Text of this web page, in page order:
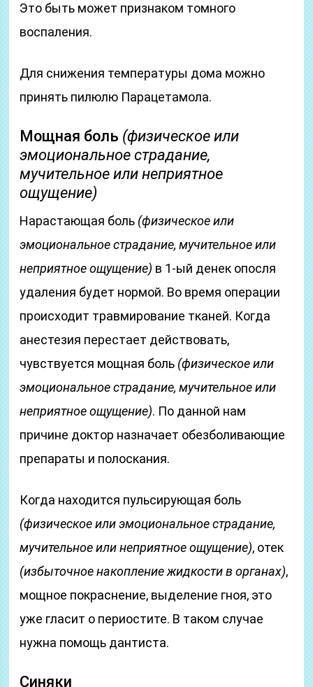
Это быть может признаком томного
воспаления.
Для снижения температуры дома можно
принять пилюлю Парацетамола.
Мощная боль (физическое или
эмоциональное страдание,
мучительное или неприятное
ощущение)
Нарастающая боль (физическое или
эмоциональное страдание, мучительное или
неприятное ощущение) в 1-ый денек опосля
удаления будет нормой. Во время операции
происходит травмирование тканей. Когда
анестезия перестает действовать,
чувствуется мощная боль (физическое или
эмоциональное страдание, мучительное или
неприятное ощущение). По данной нам
причине доктор назначает обезболивающие
препараты и полоскания.
Когда находится пульсирующая боль
(физическое или эмоциональное страдание,
мучительное или неприятное ощущение), отек
(избыточное накопление жидкости в органах),
мощное покраснение, выделение гноя, это
уже гласит о периостите. В таком случае
нужна помощь дантиста.
Синяки